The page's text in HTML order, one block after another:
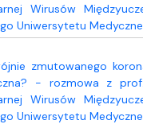
Wirusów
Uniwersytetu
zmutowanego
- rozmowa z prof.
Wirusów
Uniwersytetu